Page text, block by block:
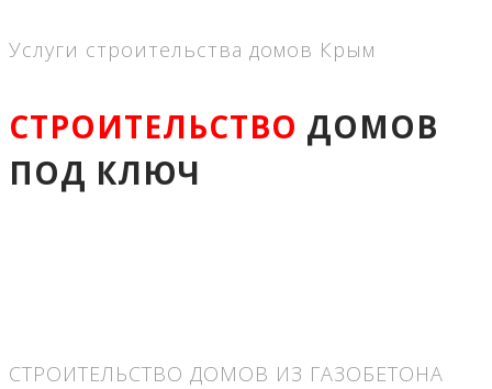
Услуги строительства домов Крым
СТРОИТЕЛЬСТВО ДОМОВ
ПОД КЛЮЧ
СТРОИТЕЛЬСТВО ДОМОВ ИЗ ГАЗОБЕТОНА